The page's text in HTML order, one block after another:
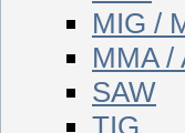
MIG /
MMA /
SAW
TIG